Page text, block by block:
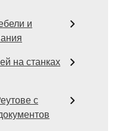
и
на станках
с